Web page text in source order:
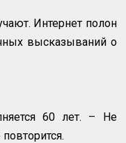
Интернет полон
высказываний о
60 лет. – Не